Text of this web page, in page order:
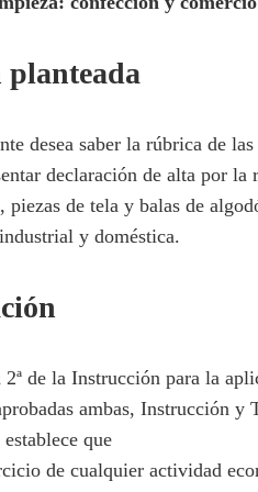
planteada
desea saber la rúbrica de
declaración de alta por
piezas de tela y balas de
y doméstica.
de la Instrucción para la
ambas, Instrucción
que
de cualquier actividad